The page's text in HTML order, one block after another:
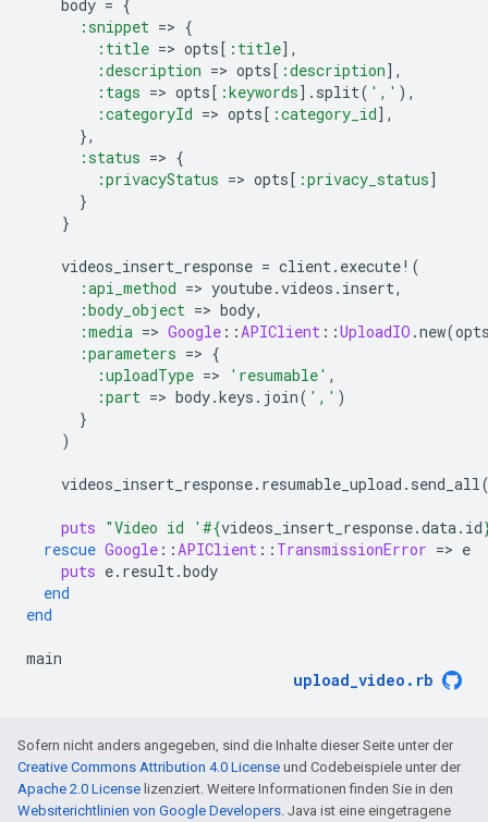
body = {
:snippet => {
:title => opts[ :title] ,
:description => opts[ :description] ,
:tags => opts[ :keywords]. split( ',' ),
:categoryId => opts[ :category_id] ,
},
:status => {
:privacyStatus => opts[ :privacy_status]
}
}
videos_insert_response = client. execute! (
:api_method => youtube.videos . insert,
:body_object => body,
:media => Google ::APIClient ::UploadIO .new(
:parameters => {
:uploadType => 'resumable' ,
:part => body.keys . join( ',' )
}
)
videos_insert_response. resumable_upload . send_all
puts "Video id ' #{videos_insert_response.data. id
rescue Google ::APIClient :: TransmissionError => e
puts e. result.body
end
end
main
upload_video . rb
Sofern nicht anders angegeben, sind die Inhalte dieser Seite unter der
Creative Commons Attribution 4.0 License und Codebeispiele unter der
Apache 2.0 License lizenziert. Weitere Informationen finden Sie in den
Websiterichtlinien von Google Developers. Java ist eine eingetragene